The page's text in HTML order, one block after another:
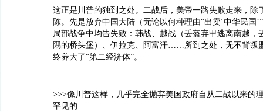
这正是川普的独到之处。二战后，美帝一路失败走来，除
陈。先是放弃中国大陆（无论以何种理由“出卖‘中华民国
局部战争中均告失败：韩战、越战（丢盔弃甲逃离南越，
隅的桥头堡）、伊拉克、阿富汗……所到之处，无不背叛
终养大了“第二经济体”。
>>>像川普这样，几乎完全抛弃美国政府自从二战以来的
罕见的